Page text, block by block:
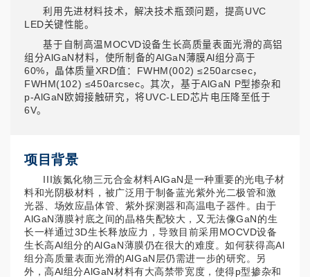
利用先进材料技术，解决技术瓶颈问题，提高UVC
LED关键性能。
基于自制高温MOCVD设备生长高质量表面光滑的高铝
组分AlGaN材料，使所制备的AlGaN薄膜Al组分高于
60%，晶体质量XRD值：FWHM(002) ≤250arcsec，
FWHM(102) ≤450arcsec。其次，基于AlGaN P型掺杂和
p-AlGaN欧姆接触研究，将UVC-LED芯片电压降至低于
6V。
项目背景
III族氮化物三元合金材料AlGaN是一种重要的光电子材
料和光阴极材料，被广泛用于制备蓝光紫外光二极管和激
光器、场效应晶体管、紫外探测器和高温电子器件。由于
AlGaN薄膜衬底之间的晶格失配较大，又无法像GaN的生
长一样通过3D生长释放应力，导致目前采用MOCVD设备
生长高Al组分的AlGaN薄膜仍在很大的难度。如何获得高Al
组分高质量表面光滑的AlGaN层仍需进一步的研究。另
外，高Al组分AlGaN材料有大高禁带宽度，使得p型掺杂和